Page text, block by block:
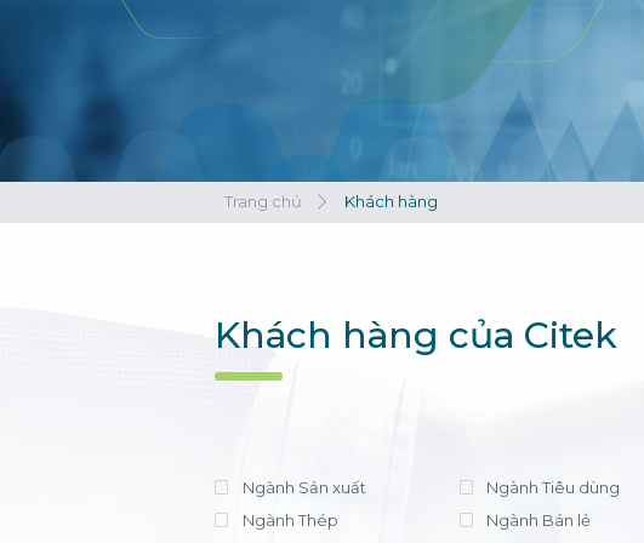
Trang chủ Khách hàng
Khách hàng của Citek
Ngành Sản xuất
Ngành Thép
Ngành Tiêu dùng
Ngành Bán lẻ